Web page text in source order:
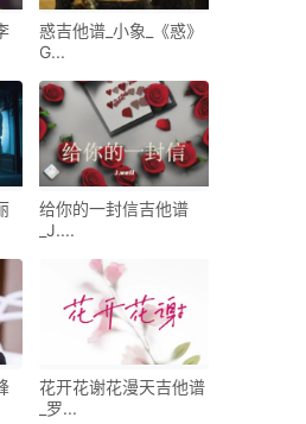
惑吉他谱_小象_《惑》
G...
给你的一封信吉他谱
_J....
花开花谢花漫天吉他谱
_罗...